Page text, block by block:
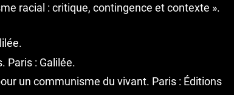
racial : critique, contingence et contexte ».
Paris : Galilée.
un communisme du vivant. Paris : Éditions